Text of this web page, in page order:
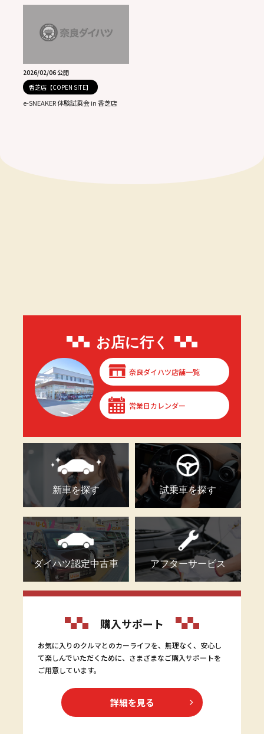
2026/02/06 公開
香芝店【COPEN SITE】
e-SNEAKER 体験試乗会 in 香芝店
お店に行く
奈良ダイハツ店舗一覧
営業日カレンダー
新車を探す 試乗車を探す
ダイハツ認定中古車 アフターサービス
購入サポート
お気に入りのクルマとのカーライフを、無理なく、安心し
て楽しんでいただくために、さまざまなご購入サポートを
ご用意しています。
詳細を見る